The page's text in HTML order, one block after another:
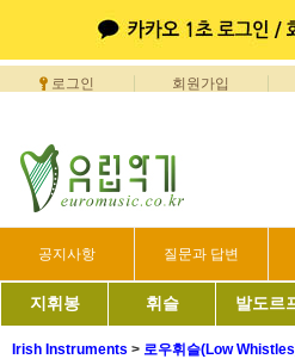
로그인 회원가입
공지사항 질문과 답변
지휘봉 휘슬 발도르
Irish Instruments > 로우휘슬(Low